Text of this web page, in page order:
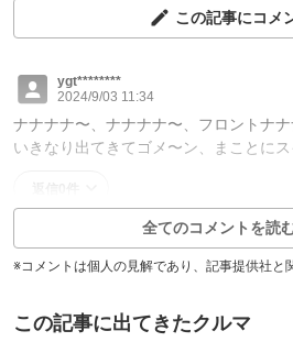
この記事にコメ
ygt********
2024/9/03 11:34
ナナナナ〜、ナナナナ〜、フロントナナ
いきなり出てきてゴメ〜ン、まことにス
全てのコメントを読
※コメントは個人の見解であり、記事提供社と
この記事に出てきたクルマ